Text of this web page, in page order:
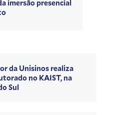
imersão presencial
da Unisinos realiza
no KAIST, na
Sul